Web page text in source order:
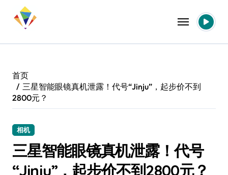
首页
三星智能眼镜真机泄露！代号“Jinju”，起步价不到
2800元？
相机
三星智能眼镜真机泄露！代号
“Jinju”，起步价不到2800元？